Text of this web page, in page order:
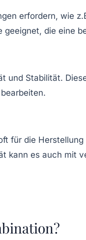
erfordern, wie
die eine
und Stabilität.
für die
kann es auch mit